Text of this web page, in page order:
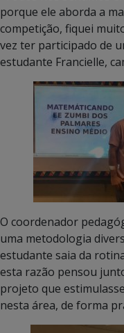
porque ele aborda a
competição, fiquei
vez ter participado de
estudante Francielle,
O coordenador
uma metodologia
estudante saia da
esta razão pensou
projeto que
nesta área, de forma